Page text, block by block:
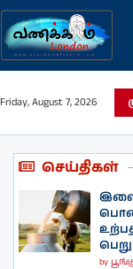
Friday, August 7, 2026
செய்திகள்
by